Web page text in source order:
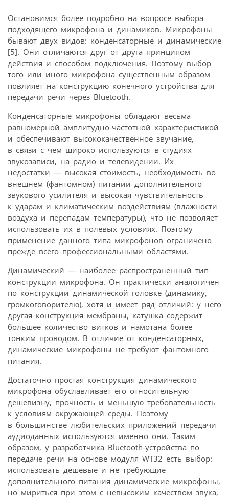
Остановимся более подробно на вопросе выбора
подходящего микрофона и динамиков. Микрофоны
бывают двух видов: конденсаторные и динамические
[5]. Они отличаются друг от друга принципом
действия и способом подключения. Поэтому выбор
того или иного микрофона существенным образом
повлияет на конструкцию конечного устройства для
передачи речи через Bluetooth.
Конденсаторные микрофоны обладают весьма
равномерной амплитудно-частотной характеристикой
и обеспечивают высококачественное звучание,
в связи с чем широко используются в студиях
звукозаписи, на радио и телевидении. Их
недостатки — высокая стоимость, необходимость во
внешнем (фантомном) питании дополнительного
звукового усилителя и высокая чувствительность
к ударам и климатическим воздействиям (влажности
воздуха и перепадам температуры), что не позволяет
использовать их в полевых условиях. Поэтому
применение данного типа микрофонов ограничено
прежде всего профессиональными областями.
Динамический — наиболее распространенный тип
конструкции микрофона. Он практически аналогичен
по конструкции динамической головке (динамику,
громкоговорителю), хотя и имеет ряд отличий: у него
другая конструкция мембраны, катушка содержит
большее количество витков и намотана более
тонким проводом. В отличие от конденсаторных,
динамические микрофоны не требуют фантомного
питания.
Достаточно простая конструкция динамического
микрофона обуславливает его относительную
дешевизну, прочность и меньшую требовательность
к условиям окружающей среды. Поэтому
в большинстве любительских приложений передачи
аудиоданных используются именно они. Таким
образом, у разработчика Bluetooth-устройства по
передаче речи на основе модуля WT32 есть выбор:
использовать дешевые и не требующие
дополнительного питания динамические микрофоны,
но мириться при этом с невысоким качеством звука,